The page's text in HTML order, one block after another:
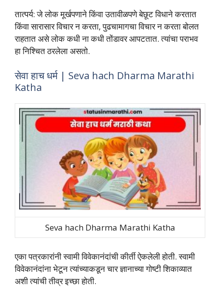
तात्‍पर्य: जे लोक मूर्खपणाने किंवा उतावीळपणे बेछूट विधाने करतात
किंवा सारासार विचार न करता, पुढचामागचा विचार न करता बोलत
राहतात असे लोक कधी ना कधी तोंडावर आपटतात. त्‍यांचा पराभव
हा निश्चित ठरलेला असतो.
सेवा हाच धर्म | Seva hach Dharma Marathi
Katha
Seva hach Dharma Marathi Katha
एका पत्रकारांनी स्‍वामी विवेकानंदांची कीर्ती ऐकलेली होती. स्‍वामी
विवेकानंदांना भेटून त्‍यांच्‍याकडून चार ज्ञानाच्‍या गोष्‍टी शिकाव्‍यात
अशी त्‍यांची तीव्र इच्‍छा होती.